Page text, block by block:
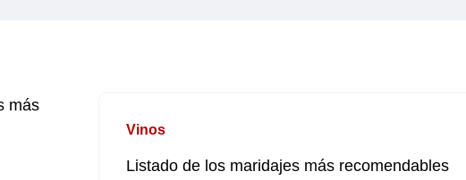
Vinos
Listado de los maridajes más recomendables